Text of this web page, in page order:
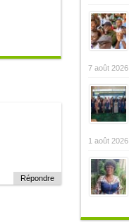
Répondre
7 août 2026
1 août 2026